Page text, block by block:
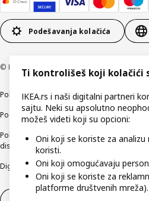
Podešavanja kolačića
© Inter IKEA Systems B.V 1999-2026
Politika privatnostiKako koristimo kolačiće
Podaci o kompaniji IKEA Srbija
Politika etičnog otkrivanja bezbednosnih
disclosure)
Digitalna pristupačnost
Ti kontrolišeš koji kolačići
IKEA.rs i naši digitalni partneri
sajtu. Neki su apsolutno
možeš videti koji su opcioni:
Oni koji se koriste za
koristi.
Oni koji omogućavaju
Oni koji se koriste za
platforme društvenih mreža).